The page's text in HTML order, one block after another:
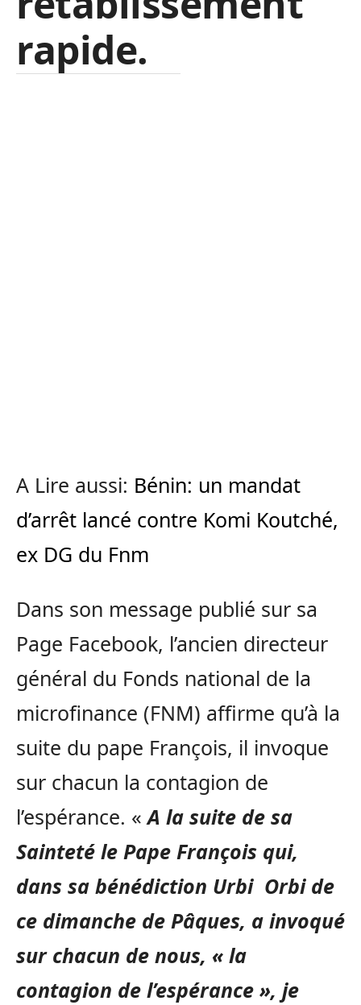
rapide.
A Lire aussi: Bénin: un mandat
d’arrêt lancé contre Komi Koutché,
ex DG du Fnm
Dans son message publié sur sa
Page Facebook, l’ancien directeur
général du Fonds national de la
microfinance (FNM) affirme qu’à la
suite du pape François, il invoque
sur chacun la contagion de
l’espérance. «A la suite de sa
Sainteté le Pape François qui,
dans sa bénédiction Urbi Orbi de
ce dimanche de Pâques, a invoqué
sur chacun de nous, « la
contagion de l’espérance », je